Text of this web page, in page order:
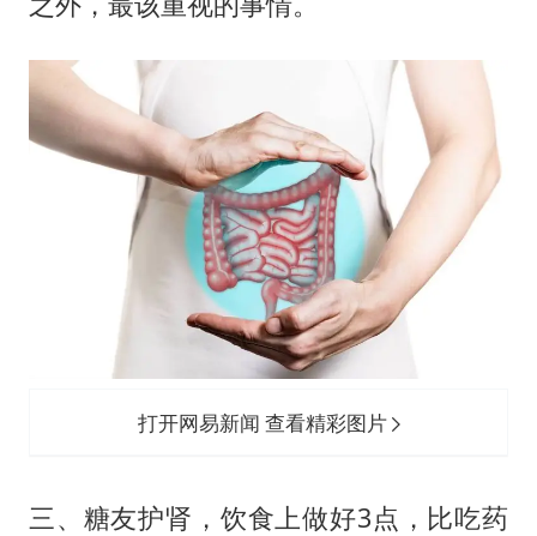
打开网易新闻 查看精彩图片
三、糖友护肾，饮食上做好3点，比吃药